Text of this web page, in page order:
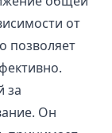
от
позволяет
за
Он